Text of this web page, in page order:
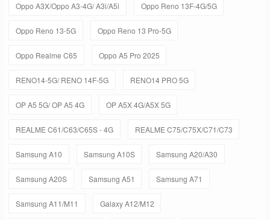
Oppo A3X/Oppo A3-4G/ A3i/A5i Oppo Reno 13F-4G/5G
Oppo Reno 13-5G Oppo Reno 13 Pro-5G
Oppo Realme C65 Oppo A5 Pro 2025
RENO14-5G/ RENO 14F-5G RENO14 PRO 5G
OP A5 5G/ OP A5 4G OP A5X 4G/A5X 5G
REALME C61/C63/C65S - 4G REALME C75/C75X/C71/C73
Samsung A10 Samsung A10S Samsung A20/A30
Samsung A20S Samsung A51 Samsung A71
Samsung A11/M11 Galaxy A12/M12